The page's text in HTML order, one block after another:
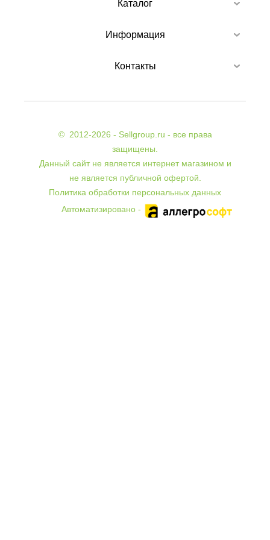
Каталог
Информация
Контакты
© 2012-2026 - Sellgroup.ru - все права
защищены.
Данный сайт не является интернет магазином и
не является публичной офертой.
Политика обработки персональных данных
Автоматизировано -